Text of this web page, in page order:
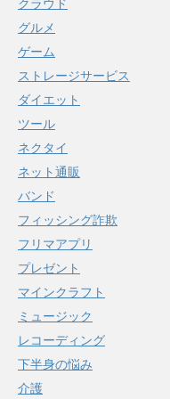
クラウド
グルメ
ゲーム
ストレージサービス
ダイエット
ツール
ネクタイ
ネット通販
バンド
フィッシング詐欺
フリマアプリ
プレゼント
マインクラフト
ミュージック
レコーディング
下半身の悩み
介護